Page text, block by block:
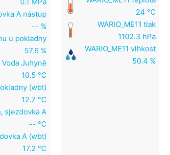
A nástup
-- %
u pokladny
57.6 %
Voda Juhyně
10.5 °C
(wbt)
12.7 °C
sjezdovka A
-- °C
A (wbt)
17.2 °C
24 °C
WARIO_ME11 tlak
1102.3 hPa
WARIO_ME11 vlhkost
50.4 %